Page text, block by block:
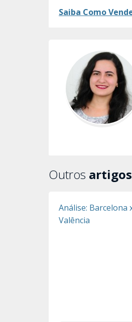
Saiba Como
Outros artigos
Análise: Barcelona
Valência